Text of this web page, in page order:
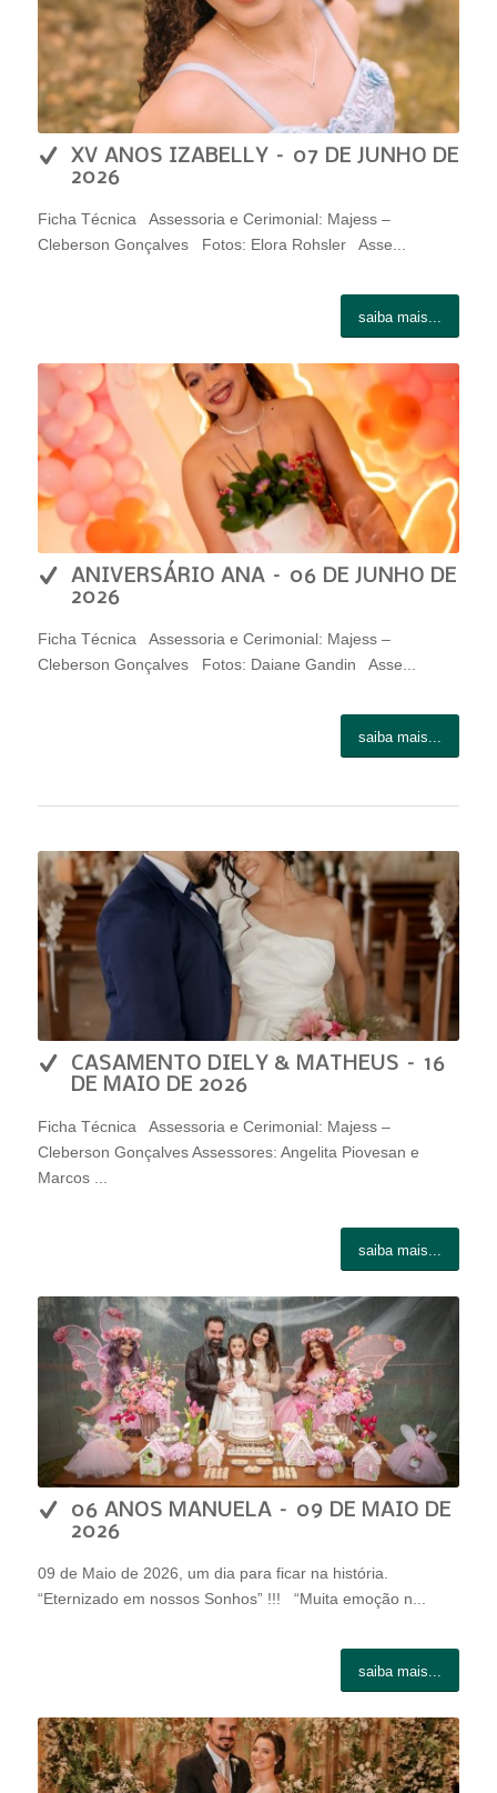
XV ANOS IZABELLY – 07 DE JUNHO DE
2026
Ficha Técnica Assessoria e Cerimonial: Majess –
Cleberson Gonçalves Fotos: Elora Rohsler Asse...
saiba mais...
ANIVERSÁRIO ANA – 06 DE JUNHO DE
2026
Ficha Técnica Assessoria e Cerimonial: Majess –
Cleberson Gonçalves Fotos: Daiane Gandin Asse...
saiba mais...
CASAMENTO DIELY & MATHEUS – 16
DE MAIO DE 2026
Ficha Técnica Assessoria e Cerimonial: Majess –
Cleberson Gonçalves Assessores: Angelita Piovesan e
Marcos ...
saiba mais...
06 ANOS MANUELA – 09 DE MAIO DE
2026
09 de Maio de 2026, um dia para ficar na história.
“Eternizado em nossos Sonhos” !!! “Muita emoção n...
saiba mais...